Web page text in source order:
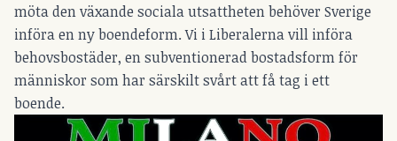
möta den växande sociala utsattheten behöver Sverige
införa en ny boendeform. Vi i Liberalerna vill införa
behovsbostäder, en subventionerad bostadsform för
människor som har särskilt svårt att få tag i ett
boende.